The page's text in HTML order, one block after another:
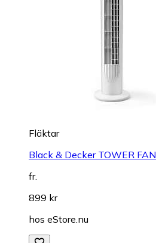
Fläktar
Black & Decker TOWER FAN
fr.
899 kr
hos eStore.nu